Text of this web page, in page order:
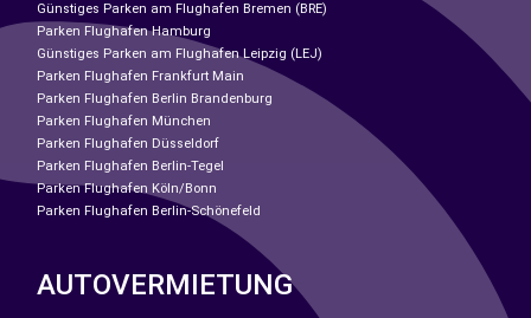
Günstiges Parken am Flughafen Bremen (BRE)
Parken Flughafen Hamburg
Günstiges Parken am Flughafen Leipzig (LEJ)
Parken Flughafen Frankfurt Main
Parken Flughafen Berlin Brandenburg
Parken Flughafen München
Parken Flughafen Düsseldorf
Parken Flughafen Berlin-Tegel
Parken Flughafen Köln/Bonn
Parken Flughafen Berlin-Schönefeld
AUTOVERMIETUNG